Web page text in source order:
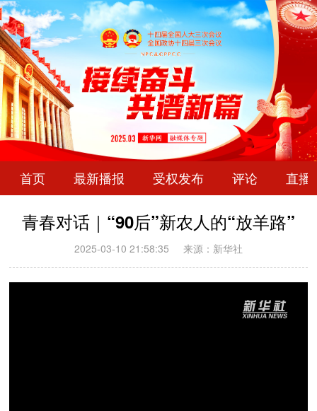
首页 最新播报 受权发布 评论 直播
青春对话｜“90后”新农人的“放羊路”
2025-03-10 21:58:35 来源：新华社